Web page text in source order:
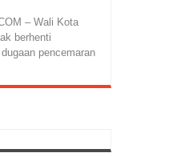
– Wali Kota
berhenti
pencemaran